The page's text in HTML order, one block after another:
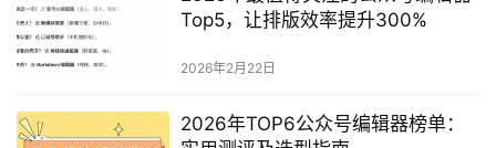
上一篇 2026年5月17日 上午5:16
2026年公众号编辑器TOP6盘点：高效创作实用指南
下一篇
2026年5月17日 上午7:16